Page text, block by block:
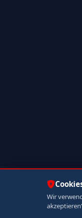
© 2026
Wir